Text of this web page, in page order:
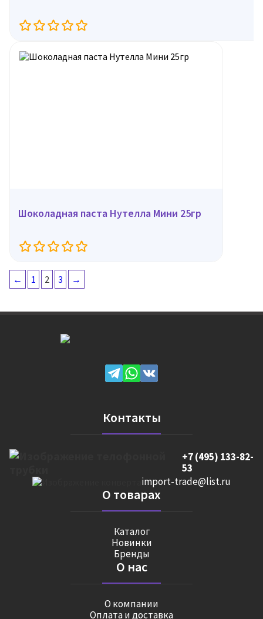
Шоколадная паста Нутелла Мини 25гр
← 1 2 3 →
Контакты
+7 (495) 133-82-
53
import-trade@list.ru
О товарах
Каталог
Новинки
Бренды
О нас
О компании
Оплата и доставка